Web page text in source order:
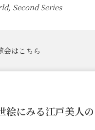
Second Series
会はこちら
絵にみる江戸美人